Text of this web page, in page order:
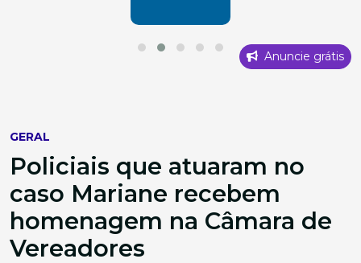
Anuncie grátis
GERAL
Policiais que atuaram no
caso Mariane recebem
homenagem na Câmara de
Vereadores